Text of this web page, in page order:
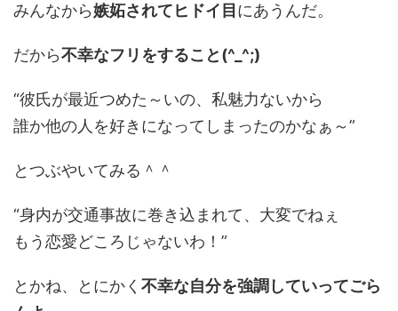
みんなから嫉妬されてヒドイ目 にあうんだ。
だから不幸なフリをすること(^_^;)
“彼氏が最近つめた～いの、私魅力ないから
誰か他の人を好きになってしまったのかなぁ～”
とつぶやいてみる＾＾
“身内が交通事故に巻き込まれて、大変でねぇ
もう恋愛どころじゃないわ！”
とかね、とにかく 不幸な自分を強調していってごら